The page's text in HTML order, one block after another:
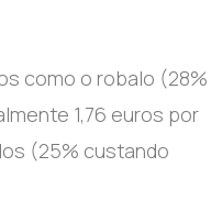
como o robalo (28%
1,76 euros por
(25% custando